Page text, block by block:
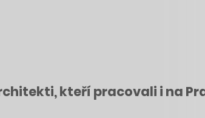
kteří pracovali i na